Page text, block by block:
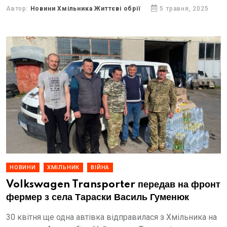
було зібрано 72 тисячі гривень.
Автор: Новини Хмільника Життєві обрії 5 травня, 2025
НОВИНИ ХМІЛЬНИК ВІЙНА
Volkswagen Transporter передав на фронт
фермер з села Тараски Василь Гуменюк
30 квітня ще одна автівка відправилася з Хмільника на